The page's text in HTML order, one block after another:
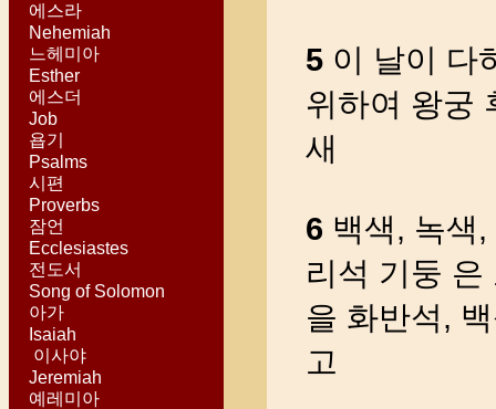
에스라
Nehemiah
느헤미아
Esther
에스더
Job
욥기
Psalms
시편
Proverbs
잠언
Ecclesiastes
전도서
Song of Solomon
아가
Isaiah
이사야
Jeremiah
예레미아
5이 날이 다
위하여 왕궁
새
6 백색, 녹색
리석 기둥 은
을 화반석,
고